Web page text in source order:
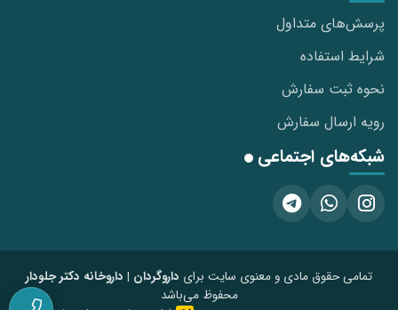
پرسش‌های متداول
شرایط استفاده
نحوه ثبت سفارش
رویه ارسال سفارش
شبکه‌های اجتماعی
تمامی حقوق مادی و معنوی سایت برای داروگردان | داروخانه دکتر جلودار
محفوظ می‌باشد